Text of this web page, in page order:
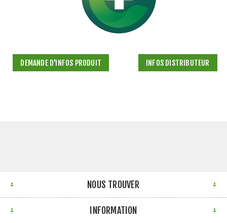
DEMANDE D'INFOS PRODUIT INFOS DISTRIBUTEUR
NOUS TROUVER
INFORMATION